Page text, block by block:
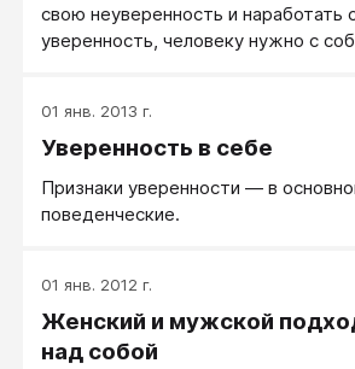
свою неуверенность и наработать
уверенность, человеку нужно с
01 янв. 2013 г.
Уверенность в себе
Признаки уверенности — в
поведенческие.
01 янв. 2012 г.
Женский и мужской
над собой